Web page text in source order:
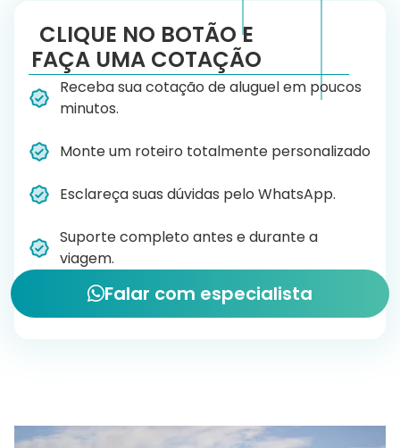
CLIQUE NO BOTÃO E
FAÇA UMA COTAÇÃO
Receba sua cotação de aluguel em poucos
minutos.
Monte um roteiro totalmente personalizado
Esclareça suas dúvidas pelo WhatsApp.
Suporte completo antes e durante a
viagem.
Falar com especialista